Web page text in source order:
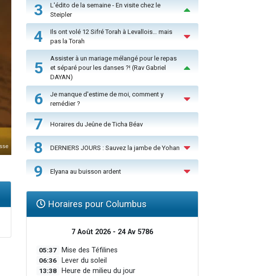
3
L'édito de la semaine - En visite chez le
Steipler
4
Ils ont volé 12 Sifré Torah à Levallois… mais
pas la Torah
5
Assister à un mariage mélangé pour le repas
et séparé pour les danses ?! (Rav Gabriel
DAYAN)
6
Je manque d'estime de moi, comment y
remédier ?
7 Horaires du Jeûne de Ticha Béav
8 DERNIERS JOURS : Sauvez la jambe de Yohan
9 Elyana au buisson ardent
Horaires pour Columbus
7 Août 2026 - 24 Av 5786
05:37 Mise des Téfilines
06:36 Lever du soleil
13:38 Heure de milieu du jour